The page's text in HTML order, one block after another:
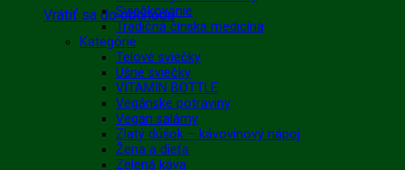
Vrátiť sa do obchodu
Sviečkovanie
Tradičná čínska medicína
Kategórie
Telové sviečky
Ušné sviečky
VITAMIN BOTTLE
Vegánske potraviny
Vegan salámy
Zlatý dúšok – kávovinový nápoj
Žena a dieťa
Zelená káva